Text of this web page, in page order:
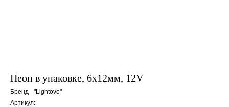
Неон в упаковке, 6x12мм, 12V
Бренд - "Lightovo"
Артикул: